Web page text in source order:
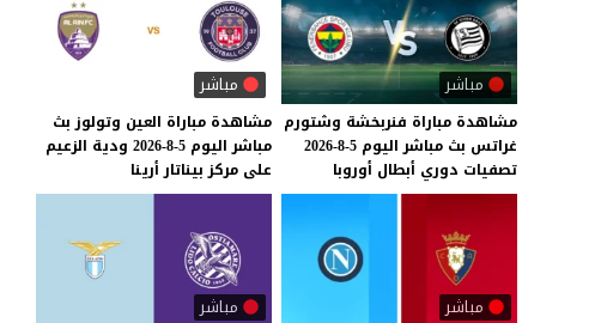
مباشر
مشاهدة مباراة فنربخشة وشتورم
غراتس بث مباشر اليوم 5-8-2026
تصفيات دوري أبطال أوروبا
مباشر
مشاهدة مباراة العين وتولوز بث
مباشر اليوم 5-8-2026 ودية الزعيم
على مركز بيناتار أرينا
مباشر مباشر